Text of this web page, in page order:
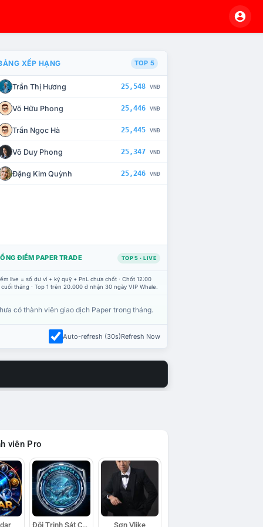
CHẾ TÀI XỬ LÝ VI PHẠM
XẾP HẠNG TOP 5
Trần Thị Hương 25,548 VNĐ
Võ Hữu Phong 25,446 VNĐ
Trần Ngọc Hà 25,445 VNĐ
Võ Duy Phong 25,347 VNĐ
Đặng Kim Quỳnh 25,246 VNĐ
ĐIỂM PAPER TRADE TOP 5 · LIVE
live = số dư ví + ký quỹ + PnL chưa chốt · Chốt 12:00
tháng · Top 1 trên 20.000 đ nhận 30 ngày VIP Whale.
có thành viên giao dịch Paper trong tháng.
Auto-refresh (30s)Refresh Now
viên Pro
Đội Trinh Sát Cá Voi Sơn Vlike